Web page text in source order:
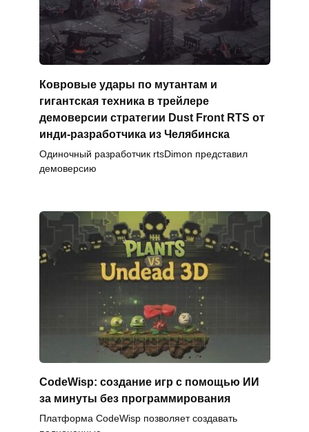
Ковровые удары по мутантам и
гигантская техника в трейлере
демоверсии стратегии Dust Front RTS от
инди-разработчика из Челябинска
Одиночный разработчик rtsDimon представил
демоверсию
CodeWisp: создание игр с помощью ИИ
за минуты без программирования
Платформа CodeWisp позволяет создавать